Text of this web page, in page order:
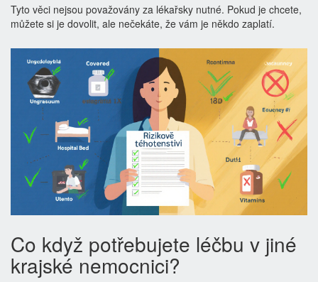
Tyto věci nejsou považovány za lékařsky nutné. Pokud je chcete,
můžete si je dovolit, ale nečekáte, že vám je někdo zaplatí.
Co když potřebujete léčbu v jiné
krajské nemocnici?